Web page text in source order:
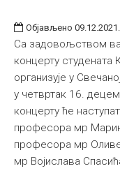
Објављено
Са задовољством
концерту студената
организује у
у четвртак 16.
концерту ће
професора мр
професора мр
мр Војислава